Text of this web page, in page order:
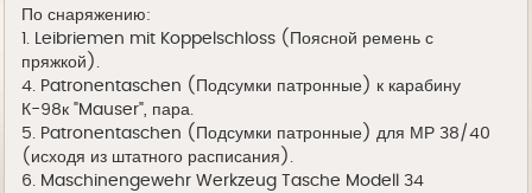
По снаряжению:
1. Leibriemen mit Koppelschloss (Поясной ремень с
пряжкой).
4. Patronentaschen (Подсумки патронные) к карабину
К-98к "Mauser", пара.
5. Patronentaschen (Подсумки патронные) для МР 38/40
(исходя из штатного расписания).
6. Maschinengewehr Werkzeug Tasche Modell 34